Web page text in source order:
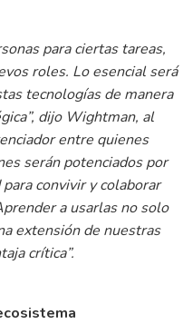
para ciertas tareas,
roles. Lo esencial será
tecnologías de manera
dijo Wightman, al
entre quienes
serán potenciados por
convivir y colaborar
a usarlas no solo
extensión de nuestras
crítica”.